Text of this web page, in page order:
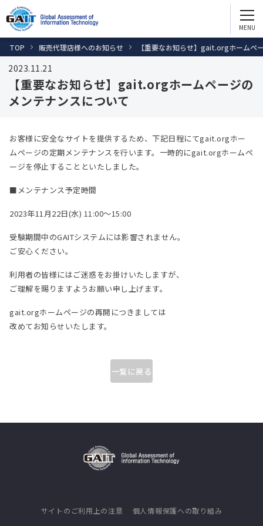
団体受験
GAITを知る
GAIT2.0
試験問題サンプル
人財評価
人財育成
配置転換
採用
GAITを通じてスキルアップ
GAIT e-Learning
導入事例
TOP 販売代理店様へのお知らせ 【重要なお知らせ】gait.orgホームペ
2023.11.21
【重要なお知らせ】gait.orgホームページの
メンテナンスについて
お客様に安全なサイトを提供するため、下記日程にてgait.orgホー
ムページの定期メンテナンスを行います。一時的にgait.orgホームペ
ージを停止することといたしました。
■メンテナンス予定時間
2023年11月22日(水) 11:00～15:00
受験期間中のGAITシステムには影響されません。
ご安心ください。
利用者の皆様にはご迷惑をお掛けいたしますが、
ご理解を賜りますようお願い申し上げます。
gait.orgホームページの再開につきましては
改めてお知らせいたします。
一覧に戻る
サイトのご利用上の注意
個人情報保護への取り組み